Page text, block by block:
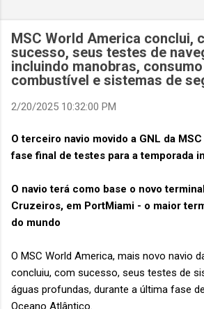
custa ao setor US$ 6,3 bilhões
extraviada acarreta um custo médio de
lucro líquido médio de apenas US$ 8 por
extraviada anula o lucro de mais de 30
MSC World America conclui,
sucesso, seus testes de
incluindo manobras,
combustível e sistemas de
2/20/2025 10:32:00 PM
O terceiro navio movido a GNL da
fase final de testes para a temporada
O navio terá como base o novo
Cruzeiros, em PortMiami - o maior
do mundo
O MSC World America, mais novo navio
concluiu, com sucesso, seus testes de
águas profundas, durante a última fase
Oceano Atlântico.